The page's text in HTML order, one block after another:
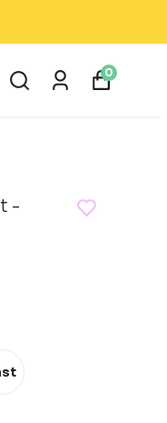
0
-